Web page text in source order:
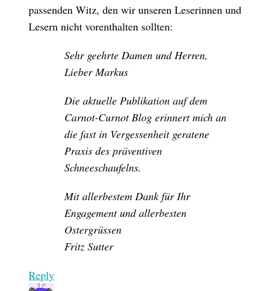
passenden Witz, den wir unseren Leserinnen und
Lesern nicht vorenthalten sollten:
Sehr geehrte Damen und Herren,
Lieber Markus
Die aktuelle Publikation auf dem
Carnot-Curnot Blog erinnert mich an
die fast in Vergessenheit geratene
Praxis des präventiven
Schneeschaufelns.
Mit allerbestem Dank für Ihr
Engagement und allerbesten
Ostergrüssen
Fritz Sutter
Reply